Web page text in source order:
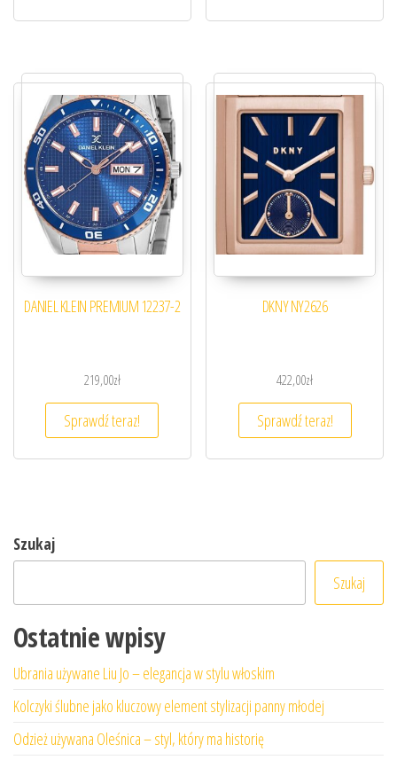
DANIEL KLEIN PREMIUM 12237-2
219,00zł
Sprawdź teraz!
DKNY NY2626
422,00zł
Sprawdź teraz!
Szukaj
Szukaj
Ostatnie wpisy
Ubrania używane Liu Jo – elegancja w stylu włoskim
Kolczyki ślubne jako kluczowy element stylizacji panny młodej
Odzież używana Oleśnica – styl, który ma historię